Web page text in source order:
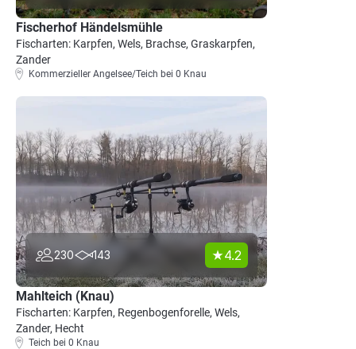
Fischerhof Händelsmühle
Fischarten: Karpfen, Wels, Brachse, Graskarpfen,
Zander
Kommerzieller Angelsee/Teich bei 0 Knau
230 143 4.2
Mahlteich (Knau)
Fischarten: Karpfen, Regenbogenforelle, Wels,
Zander, Hecht
Teich bei 0 Knau